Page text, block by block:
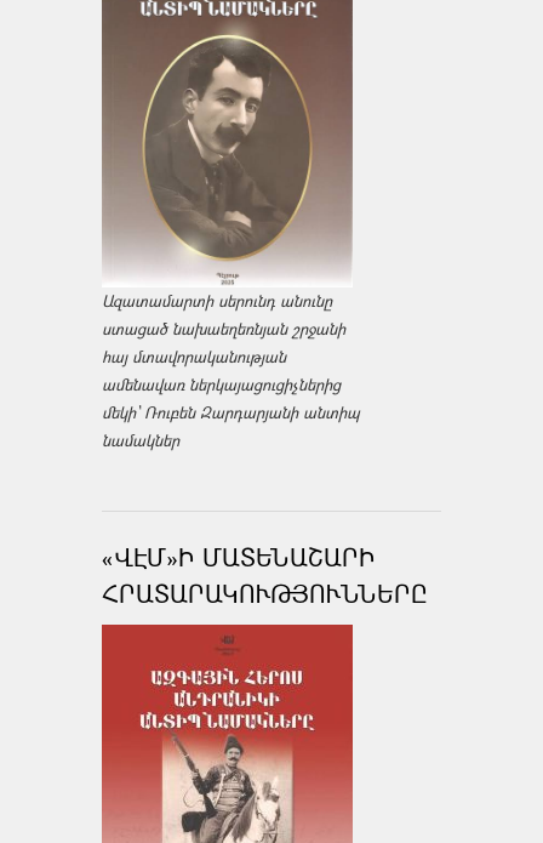
Ազատամարտի սերունդ անունը
ստացած նախաեղեռնյան շրջանի
հայ մտավորականության
ամենավառ ներկայացուցիչներից
մեկի՝ Ռուբեն Զարդարյանի անտիպ
նամակներ
«ՎԷՄ»Ի ՄԱՏԵՆԱՇԱՐԻ
ՀՐԱՏԱՐԱԿՈՒԹՅՈՒՆՆԵՐԸ